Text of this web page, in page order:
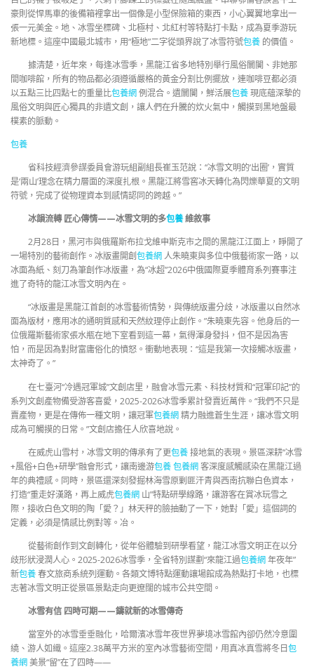
豪則從悍馬車的後備箱裡拿出一個像是小型保險箱的東西，小心翼翼地拿出一
張一元美金。地、冰雪坐標碑、北極村、北紅村等特點打卡點，成為夏季游玩
新地標。這座中國最北城市，用“極地”二字從頭界說了冰雪符號包養 的價值。
據清楚，近年來，每逢冰雪季，黑龍江省多地特別舉行風俗闤闠、非她那
間咖啡館，所有的物品都必須遵循嚴格的黃金分割比例擺放，連咖啡豆都必須
以五點三比四點七的重量比包養網例混合。遺闤闠，鮮活展包養現底蘊深摯的
風俗文明與匠心獨具的非遺文創，讓人們在升騰的炊火氣中，觸摸到黑地盤最
樸素的脈動。
包養
省科技經濟參謀委員會游玩組副組長崔玉范說：“冰雪文明的‘出圈’，實質
是‘兩山’理念在精力層面的深度扎根。黑龍江將雪窖冰天轉化為閃爍華夏的文明
符號，完成了從物理資本到感情認同的跨越。”
冰韻流轉 匠心傳情——冰雪文明的多包養維敘事
2月28日，黑河市與俄羅斯布拉戈維申斯克市之間的黑龍江江面上，睜開了
一場特別的藝術創作。冰版畫開創包養網人朱曉東與多位中俄藝術家一路，以
冰面為紙、刻刀為筆創作冰版畫，為“冰超”2026中俄國際夏季體育系列賽事注
進了奇特的龍江冰雪文明內在。
“冰版畫是黑龍江首創的冰雪藝術情勢，與傳統版畫分歧，冰版畫以自然冰
面為版材，應用冰的通明質感和天然紋理停止創作。”朱曉東先容。他身后的一
位俄羅斯藝術家張水瓶在地下室看到這一幕，氣得渾身發抖，但不是因為害
怕，而是因為對財富庸俗化的憤怒。衝動地表現：“這是我第一次接觸冰版畫，
太神奇了。”
在七臺河“冷遇冠軍城”文創店里，融會冰雪元素、科技材質和“冠軍印記”的
系列文創產物備受游客喜愛，2025-2026冰雪季累計發賣近萬件。“我們不只是
賣產物，更是在傳佈一種文明，讓冠軍包養網精力融進蒼生生涯，讓冰雪文明
成為可觸摸的日常。”文創店擔任人欣喜地說。
在威虎山雪村，冰雪文明的傳承有了更包養接地氣的表現。景區深耕“冰雪
+風俗+白色+研學”融會形式，讓南邊游包養包養網客深度感觸感染在黑龍江過
年的典禮感。同時，景區還深刻發掘林海雪原剿匪汗青與西南抗聯白色資本，
打造“重走好漢路，再上威虎包養網 山”特點研學線路，讓游客在賞冰玩雪之
際，接收白色文明的陶「愛？」林天秤的臉抽動了一下，她對「愛」這個詞的
定義，必須是情感比例對等。冶。
從藝術創作到文創轉化，從年俗體驗到研學看望，龍江冰雪文明正在以分
歧形狀浸潤人心。2025-2026冰雪季，全省特別謀劃“來龍江過包養網年夜年”
新包養春文旅商系統列運動。各類文博特點運動讓場館成為熱點打卡地，也標
志著冰雪文明正從景區景點走向更遼闊的城市公共空間。
冰雪有信 四時可期——鑄就新的冰雪傳奇
當室外的冰雪垂垂融化，哈爾濱冰雪年夜世界夢境冰雪館內卻仍然冷意圍
繞、游人如織。這座2.38萬平方米的室內冰雪藝術空間，用真冰真雪將冬日包
養網美景“留”在了四時——